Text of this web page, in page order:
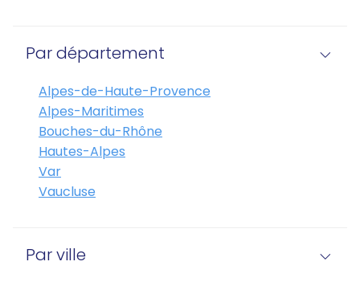
Par département
Alpes-de-Haute-Provence
Alpes-Maritimes
Bouches-du-Rhône
Hautes-Alpes
Var
Vaucluse
Par ville